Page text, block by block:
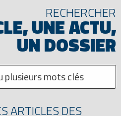
RECHERCHER
UNE ACTU,
UN DOSSIER
ARTICLES DES